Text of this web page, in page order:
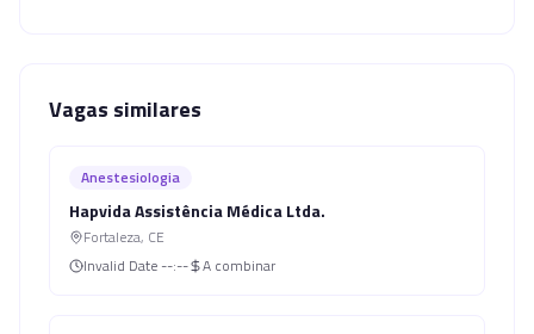
Vagas similares
Anestesiologia
Hapvida Assistência Médica Ltda.
Fortaleza, CE
Invalid Date --:-- A combinar